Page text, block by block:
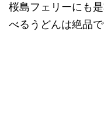
桜島フェリーにも
べるうどんは絶品で